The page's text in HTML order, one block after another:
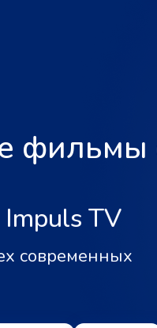
фильмы
TV
современных